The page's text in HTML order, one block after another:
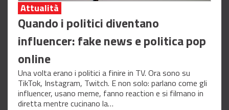
Attualità
Quando i politici diventano
influencer: fake news e politica pop
online
Una volta erano i politici a finire in TV. Ora sono su
TikTok, Instagram, Twitch. E non solo: parlano come gli
influencer, usano meme, fanno reaction e si filmano in
diretta mentre cucinano la…